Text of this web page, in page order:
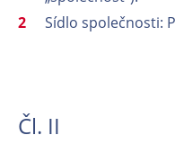
Sídlo společnosti:
Čl. II